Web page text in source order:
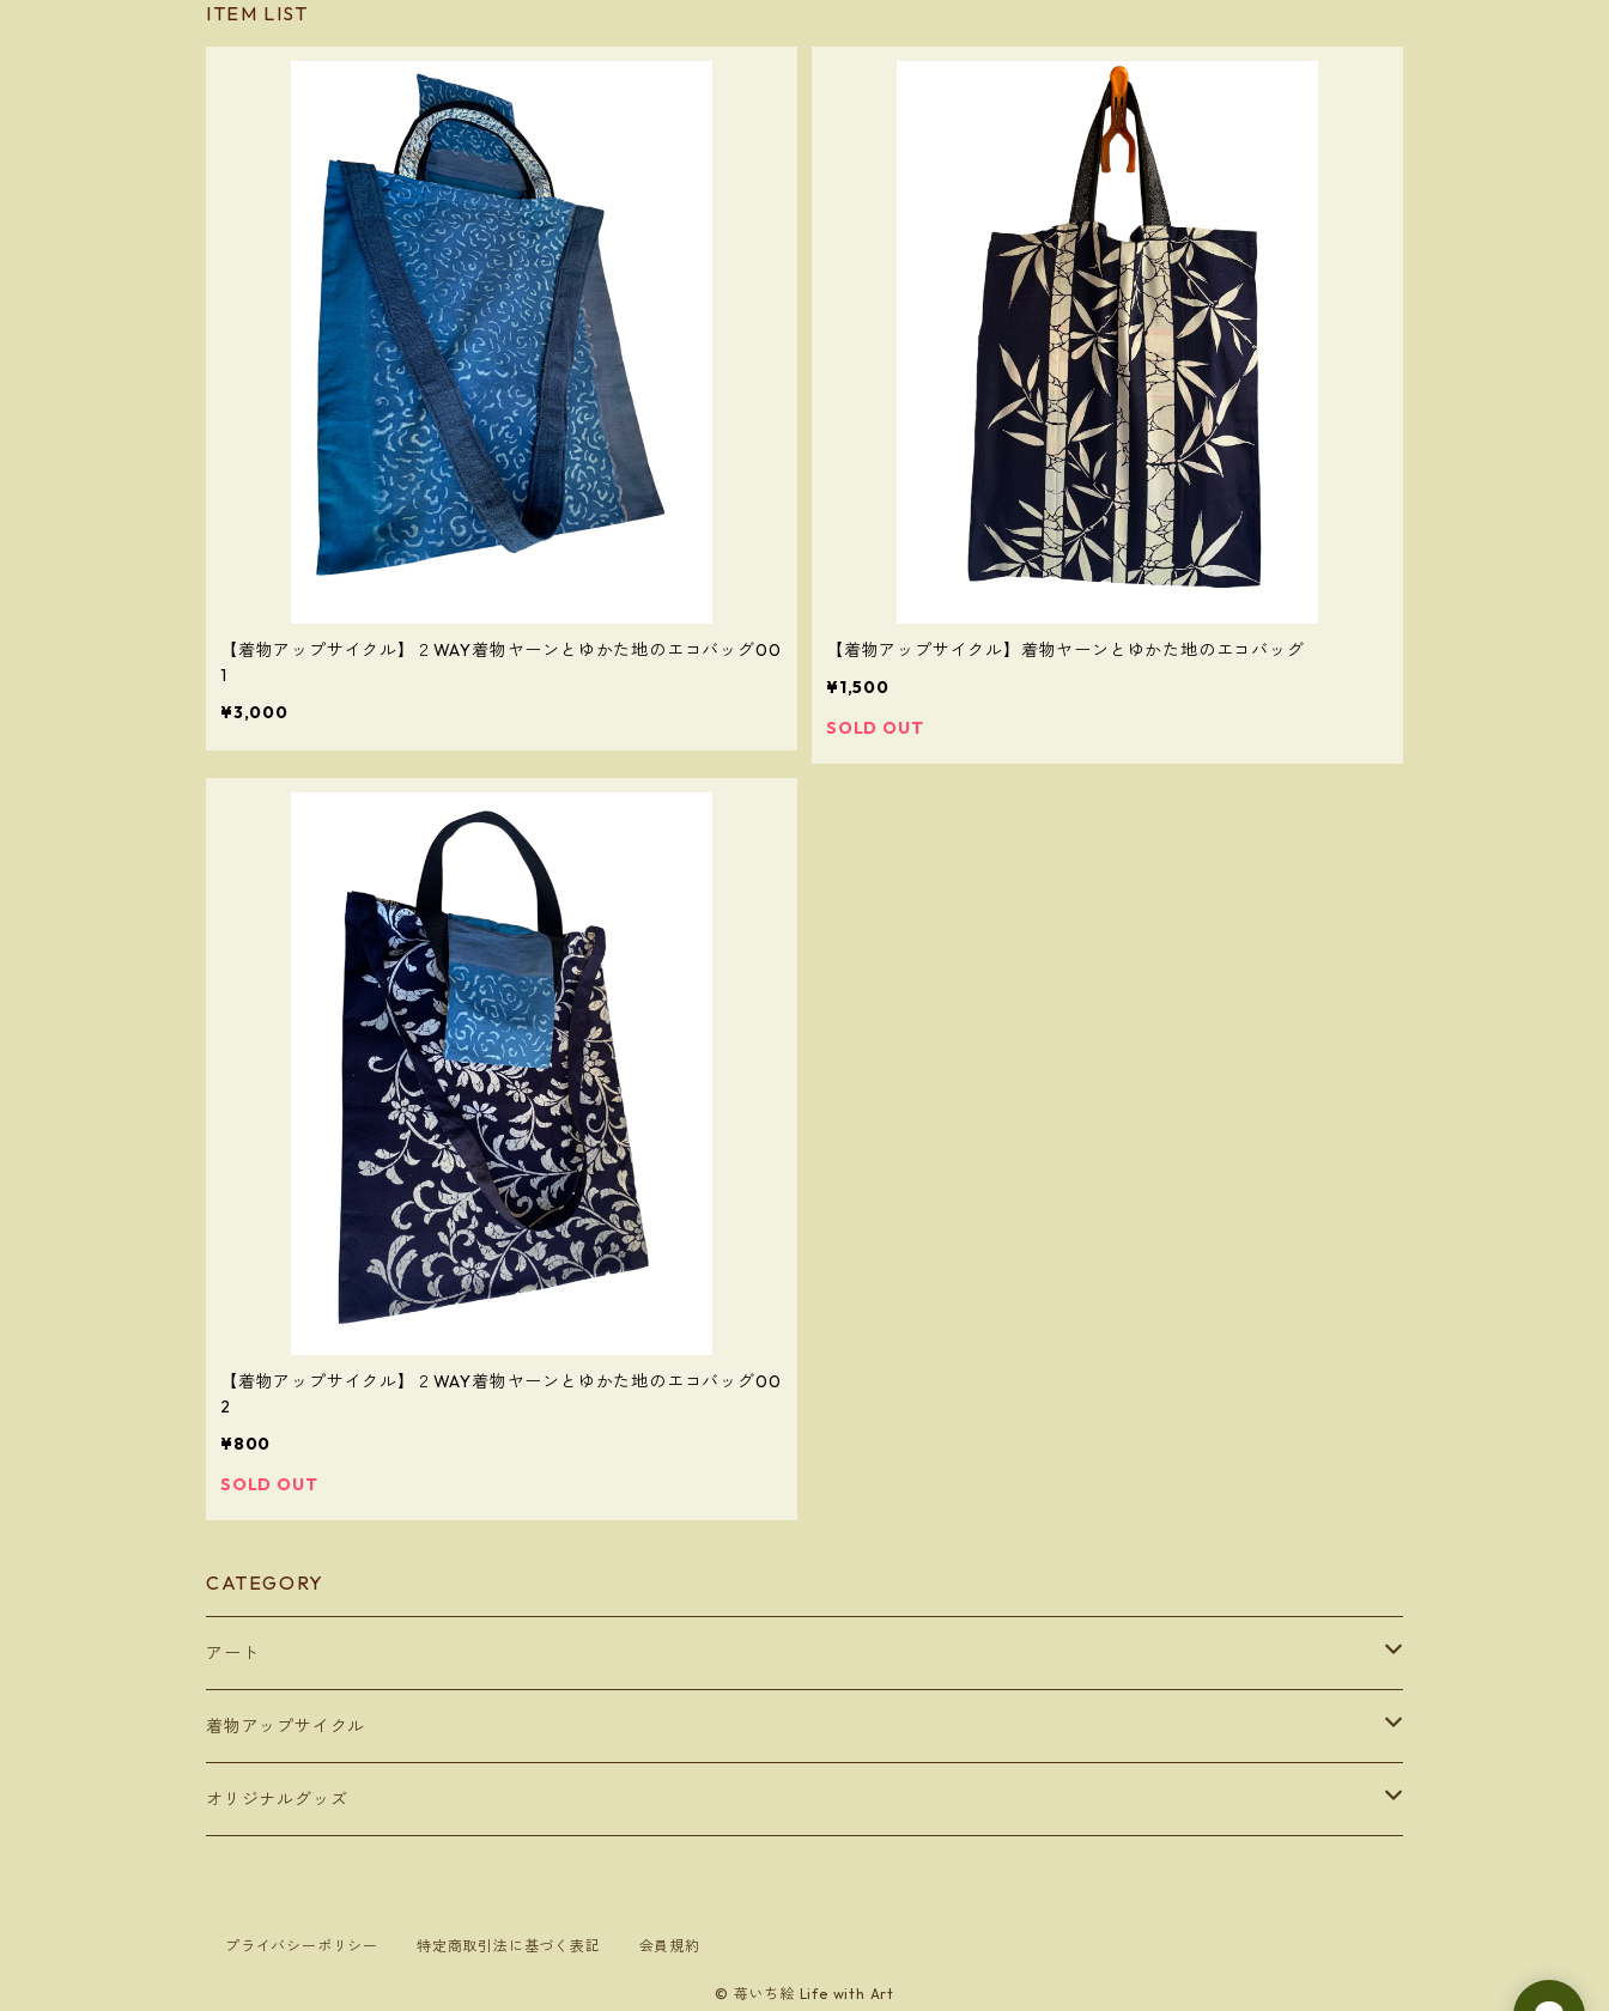
ITEM LIST
【着物アップサイクル】２WAY着物ヤーンとゆかた地のエコバッグ00
1
¥3,000
【着物アップサイクル】着物ヤーンとゆかた地のエコバッグ
¥1,500
SOLD OUT
【着物アップサイクル】２WAY着物ヤーンとゆかた地のエコバッグ00
2
¥800
SOLD OUT
CATEGORY
アート
デジタルコンテンツ
デジタルアート
額装アート
ポスターフレーム
AIアート
フォトフレームアート
着物アップサイクル
雑貨
ペンケース
トートバッグ
文房具
オリジナルグッズ
350ml
お絵かきセット
プライバシーポリシー 特定商取引法に基づく表記 会員規約
© 苺いち絵 Life with Art